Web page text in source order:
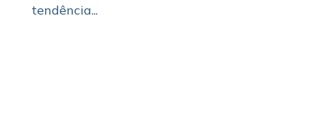
tendência...